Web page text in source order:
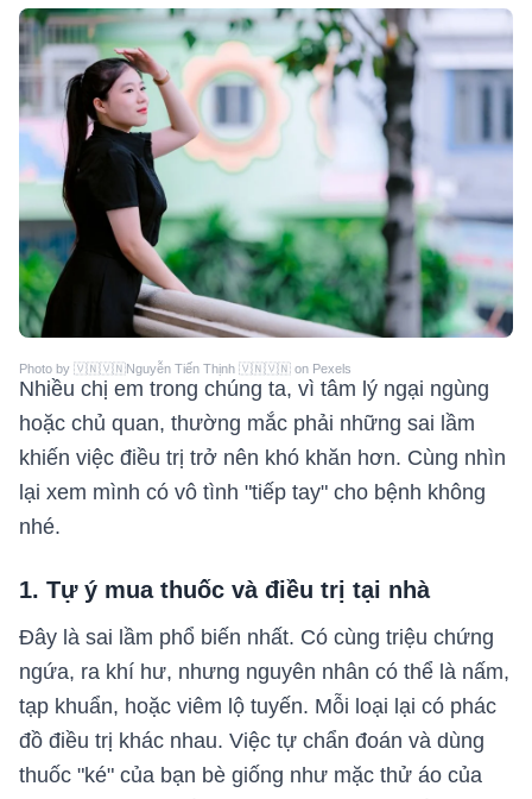
Photo by 🇻🇳🇻🇳Nguyễn Tiến Thịnh 🇻🇳🇻🇳 on Pexels
Nhiều chị em trong chúng ta, vì tâm lý ngại ngùng
hoặc chủ quan, thường mắc phải những sai lầm
khiến việc điều trị trở nên khó khăn hơn. Cùng nhìn
lại xem mình có vô tình "tiếp tay" cho bệnh không
nhé.
1. Tự ý mua thuốc và điều trị tại nhà
Đây là sai lầm phổ biến nhất. Có cùng triệu chứng
ngứa, ra khí hư, nhưng nguyên nhân có thể là nấm,
tạp khuẩn, hoặc viêm lộ tuyến. Mỗi loại lại có phác
đồ điều trị khác nhau. Việc tự chẩn đoán và dùng
thuốc "ké" của bạn bè giống như mặc thử áo của